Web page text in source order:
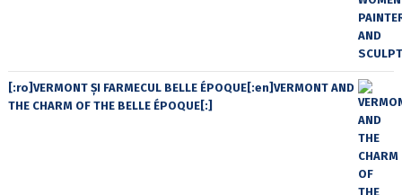
[:ro]VERMONT ȘI FARMECUL BELLE ÉPOQUE[:en]VERMONT AND
THE CHARM OF THE BELLE ÉPOQUE[:]